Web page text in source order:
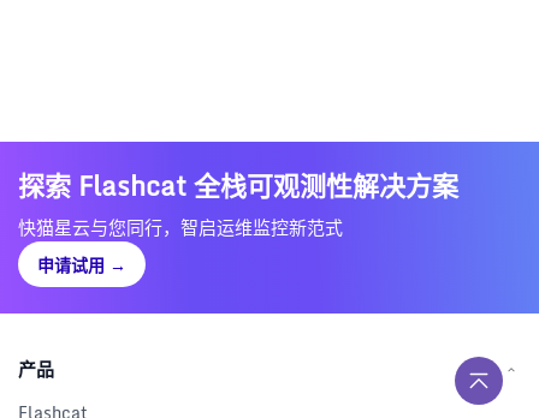
探索 Flashcat 全栈可观测性解决方案
快猫星云与您同行，智启运维监控新范式
申请试用 →
产品